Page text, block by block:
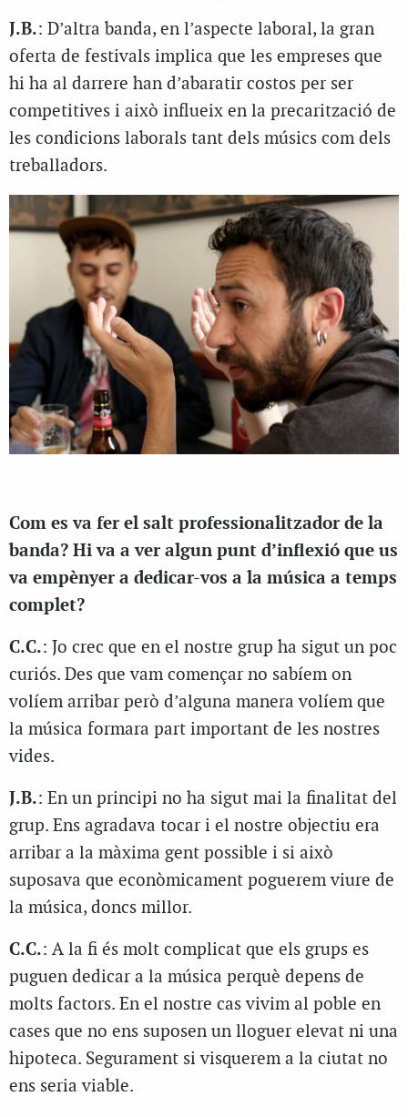
J.B.: D’altra banda, en l’aspecte laboral, la gran
oferta de festivals implica que les empreses que
hi ha al darrere han d’abaratir costos per ser
competitives i això influeix en la precarització de
les condicions laborals tant dels músics com dels
treballadors.
Com es va fer el salt professionalitzador de la
banda? Hi va a ver algun punt d’inflexió que us
va empènyer a dedicar-vos a la música a temps
complet?
C.C.: Jo crec que en el nostre grup ha sigut un poc
curiós. Des que vam començar no sabíem on
volíem arribar però d’alguna manera volíem que
la música formara part important de les nostres
vides.
J.B.: En un principi no ha sigut mai la finalitat del
grup. Ens agradava tocar i el nostre objectiu era
arribar a la màxima gent possible i si això
suposava que econòmicament poguerem viure de
la música, doncs millor.
C.C.: A la fi és molt complicat que els grups es
puguen dedicar a la música perquè depens de
molts factors. En el nostre cas vivim al poble en
cases que no ens suposen un lloguer elevat ni una
hipoteca. Segurament si visquerem a la ciutat no
ens seria viable.